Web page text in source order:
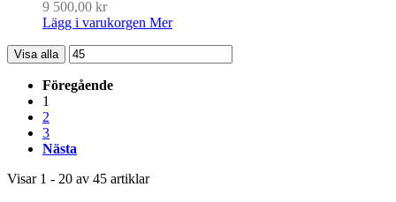
9 500,00 kr
Lägg i varukorgen Mer
Visa alla
Föregående
1
2
3
Nästa
Visar 1 - 20 av 45 artiklar